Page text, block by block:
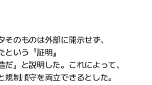
そのものは外部に開示せず、
いう『証明』
だ」と説明した。これによって、
規制順守を両立できるとした。